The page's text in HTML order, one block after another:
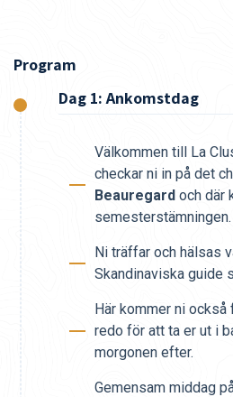
Program
Dag 1: Ankomstdag
Välkommen till La
checkar ni in på det
Beauregard och där
semesterstämningen.
Ni träffar och hälsas
Skandinaviska guide
Här kommer ni
redo för att ta er ut i
morgonen efter.
Gemensam middag